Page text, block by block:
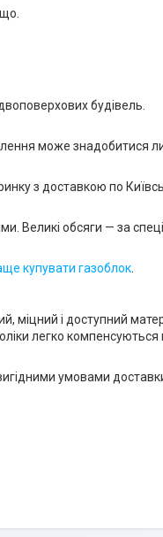
будівель.
може знадобитися
з доставкою по
Великі обсяги — за
купувати газоблок
міцний і доступний
легко
умовами